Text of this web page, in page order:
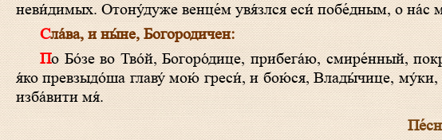
неви́димых. Отону́дуже венце́м увя́злся еси́ побе́дным, о
Сла́ва, и ны́не, Богородичен:
По Бо́зе во Тво́й, Богоро́дице, прибега́ю, смире́нный, покро́в боже́ственный, припа́дая, молю́ся: поми́луй, Пречи́стая,
я́ко превзыдо́ша главу́ мою́ греси́, и бою́ся, Влады́чице,
изба́вити мя́.